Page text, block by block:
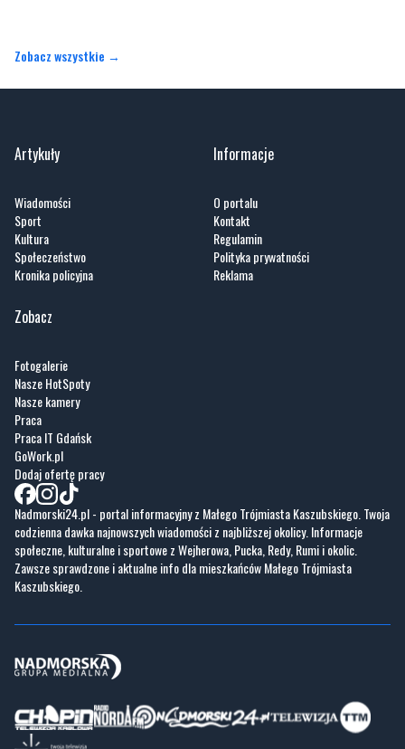
Zobacz wszystkie →
Artykuły
Wiadomości
Sport
Kultura
Społeczeństwo
Kronika policyjna
Informacje
O portalu
Kontakt
Regulamin
Polityka prywatności
Reklama
Zobacz
Fotogalerie
Nasze HotSpoty
Nasze kamery
Praca
Praca IT Gdańsk
GoWork.pl
Dodaj ofertę pracy
Nadmorski24.pl - portal informacyjny z Małego Trójmiasta Kaszubskiego. Twoja
codzienna dawka najnowszych wiadomości z najbliższej okolicy. Informacje
społeczne, kulturalne i sportowe z Wejherowa, Pucka, Redy, Rumi i okolic.
Zawsze sprawdzone i aktualne info dla mieszkańców Małego Trójmiasta
Kaszubskiego.